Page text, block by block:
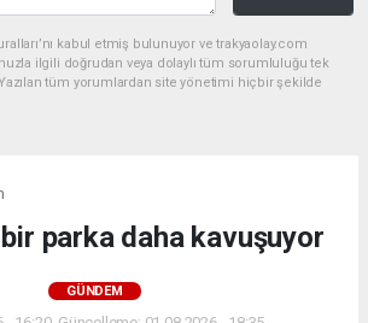
kabul etmiş bulunuyor ve trakyaolay.com
ilgili doğrudan veya dolaylı tüm sorumluluğu tek
tüm yorumlardan site yönetimi hiçbir şekilde
parka daha kavuşuyor
GÜNDEM